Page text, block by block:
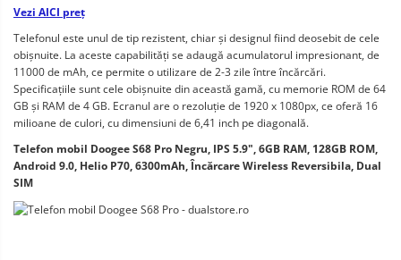
Vezi AICI preț
Telefonul este unul de tip rezistent, chiar și designul fiind deosebit de cele
obișnuite. La aceste capabilități se adaugă acumulatorul impresionant, de
11000 de mAh, ce permite o utilizare de 2-3 zile între încărcări.
Specificațiile sunt cele obișnuite din această gamă, cu memorie ROM de 64
GB și RAM de 4 GB. Ecranul are o rezoluție de 1920 x 1080px, ce oferă 16
milioane de culori, cu dimensiuni de 6,41 inch pe diagonală.
Telefon mobil Doogee S68 Pro Negru, IPS 5.9", 6GB RAM, 128GB ROM,
Android 9.0, Helio P70, 6300mAh, Încărcare Wireless Reversibila, Dual
SIM